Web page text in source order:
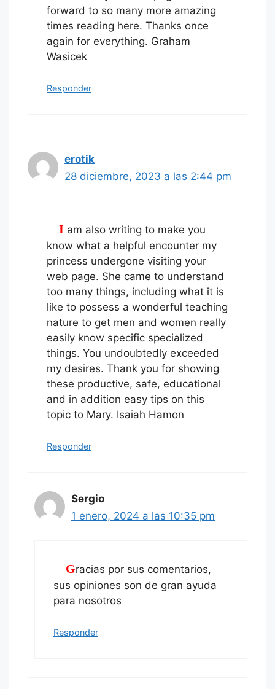
forward to so many more amazing
times reading here. Thanks once
again for everything. Graham
Wasicek
Responder
erotik
28 diciembre, 2023 a las 2:44 pm
I am also writing to make you
know what a helpful encounter my
princess undergone visiting your
web page. She came to understand
too many things, including what it is
like to possess a wonderful teaching
nature to get men and women really
easily know specific specialized
things. You undoubtedly exceeded
my desires. Thank you for showing
these productive, safe, educational
and in addition easy tips on this
topic to Mary. Isaiah Hamon
Responder
Sergio
1 enero, 2024 a las 10:35 pm
Gracias por sus comentarios,
sus opiniones son de gran ayuda
para nosotros
Responder